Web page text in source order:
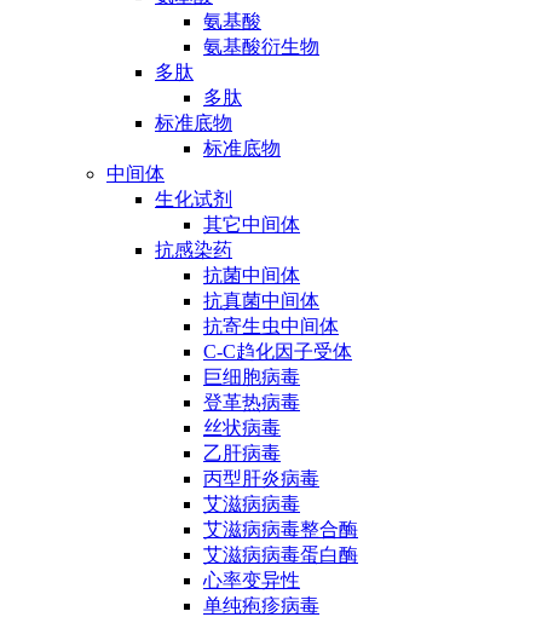
氨基酸
氨基酸衍生物
多肽
多肽
标准底物
标准底物
中间体
生化试剂
其它中间体
抗感染药
抗菌中间体
抗真菌中间体
抗寄生虫中间体
C-C趋化因子受体
巨细胞病毒
登革热病毒
丝状病毒
乙肝病毒
丙型肝炎病毒
艾滋病病毒
艾滋病病毒整合酶
艾滋病病毒蛋白酶
心率变异性
单纯疱疹病毒